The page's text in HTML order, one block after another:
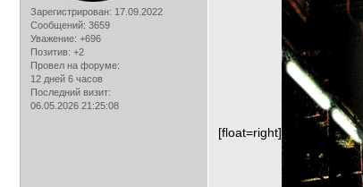
Зарегистрирован: 17.09.2022
Сообщений: 3659
Уважение: +696
Позитив: +2
Провел на форуме:
12 дней 6 часов
Последний визит:
06.05.2026 21:25:08
[float=right]